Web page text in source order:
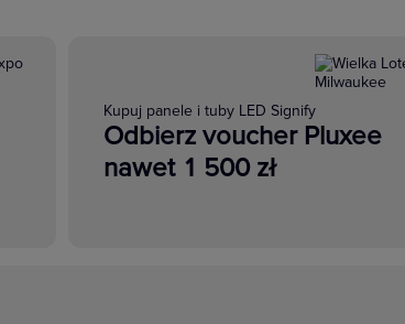
Kupuj panele i tuby LED Signify
Odbierz voucher Pluxee
nawet 1 500 zł